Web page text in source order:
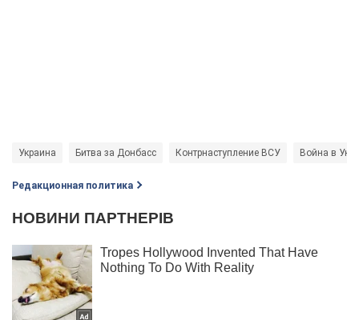
Украина Битва за Донбасс Контрнаступление ВСУ Война в
Редакционная политика